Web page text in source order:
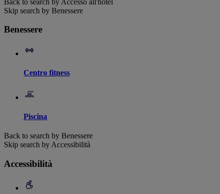
Skip search by Benessere
Benessere
Centro fitness
Piscina
Back to search by Benessere
Skip search by Accessibilità
Accessibilità